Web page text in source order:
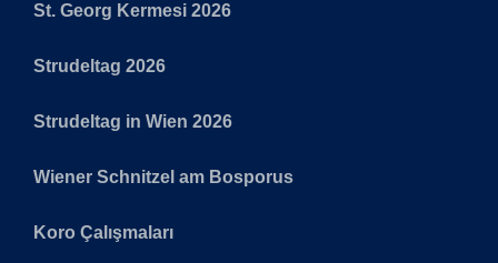
St. Georg Kermesi 2026
Strudeltag 2026
Strudeltag in Wien 2026
Wiener Schnitzel am Bosporus
Koro Çalışmaları